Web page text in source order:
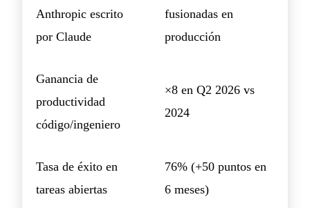
Anthropic escrito
por Claude
fusionadas en
producción
Ganancia de
productividad
código/ingeniero
×8 en Q2 2026 vs
2024
Tasa de éxito en
tareas abiertas
76% (+50 puntos en
6 meses)